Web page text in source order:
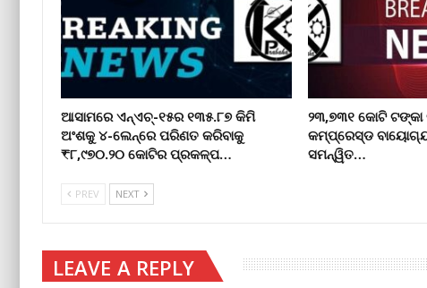
ଆସାମରେ ଏନ୍ଏଚ୍-୧୫ର ୧୩୫.୮୭ କିମି
ଅଂଶକୁ ୪-ଲେନ୍ରେ ପରିଣତ କରିବାକୁ
₹୮,୯୭୦.୨୦ କୋଟିର ପ୍ରକଳ୍ପ…
୨୩,୭୩୧ କୋଟି ଟଙ୍କା
କମ୍ପ୍ରେସ୍ଡ
ସମନ୍ୱିତ…
PREV NEXT
LEAVE A REPLY